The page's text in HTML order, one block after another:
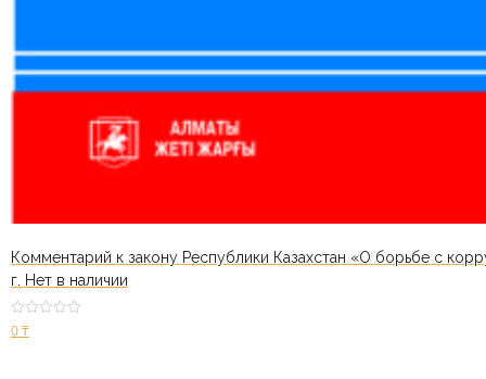
Комментарий к закону Республики Казахстан «О борьбе с
г. Нет в наличии
Оценк
а
0₸